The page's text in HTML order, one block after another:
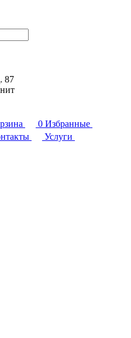
87
0 Избранные
Услуги